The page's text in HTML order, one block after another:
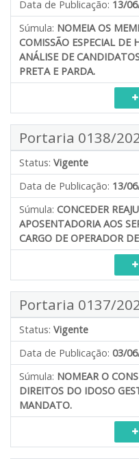
Data de Publicação: 13/
Súmula: NOMEIA OS
COMISSÃO ESPECIAL DE
ANÁLISE DE
PRETA E PARDA.
Portaria 0138/
Status: Vigente
Data de Publicação: 13/
Súmula: CONCEDER
APOSENTADORIA AOS
CARGO DE OPERADOR
Portaria 0137/
Status: Vigente
Data de Publicação: 03/
Súmula: NOMEAR O
DIREITOS DO IDOSO
MANDATO.